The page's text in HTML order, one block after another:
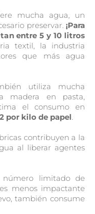
mucha agua, un
preservar. ¡Para
entre 5 y 10 litros
textil, la industria
que más agua
utiliza mucha
madera en pasta,
el consumo en
por kilo de papel.
contribuyen a la
al liberar agentes
limitado de
menos impactante
también consume